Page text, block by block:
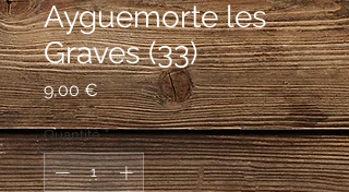
Ayguemorte les
Graves (33)
9,00 €Prix
Quantité *